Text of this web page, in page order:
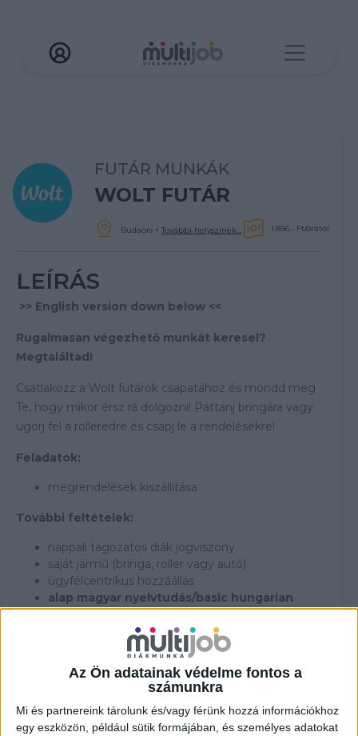
Az Ön adatainak védelme fontos a
számunkra
Mi és partnereink tárolunk és/vagy férünk hozzá információkhoz
egy eszközön, például sütik formájában, és személyes adatokat
FUTÁR MUNKÁK
WOLT FUTÁR
Budaörs + További helyszínek... 1.856,- Ft/órától
LEÍRÁS
>> English version down below <<
Rugalmasan végezhető munkát keresel?
Megtaláltad!
Csatlakozz a Wolt futárok csapatához és mondd meg
Te, hogy mikor érsz rá dolgozni! Pattanj bringára vagy
ugorj fel a rolleredre és csapj le a rendelésekre!
Feladatok:
megrendelések kiszállítása
További feltételek:
nappali tagozatos diák jogviszony
saját jármű (bringa, roller vagy autó)
ügyfélcentrikus hozzáállás
alap magyar nyelvtudás/basic hungarian
knowledge
Átlagosan elérhető órabér:
br. 2.022-5.482,- Ft/óra (tájékoztató jellegű)
---------------------------------
English version